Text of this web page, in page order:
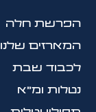
הפרשת חלה
המארזים שלנו
לכבוד שבת
נטלות ומ״א